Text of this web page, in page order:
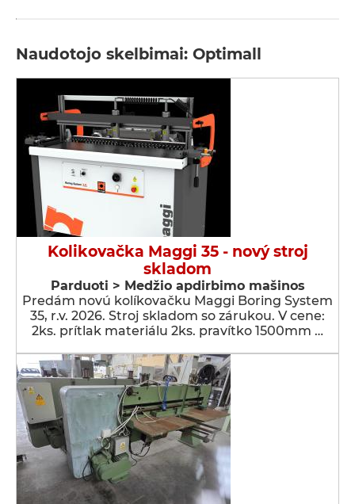
Naudotojo skelbimai: Optimall
Kolikovačka Maggi 35 - nový stroj
skladom
Parduoti > Medžio apdirbimo mašinos
Predám novú kolíkovačku Maggi Boring System
35, r.v. 2026. Stroj skladom so zárukou. V cene:
2ks. prítlak materiálu 2ks. pravítko 1500mm …